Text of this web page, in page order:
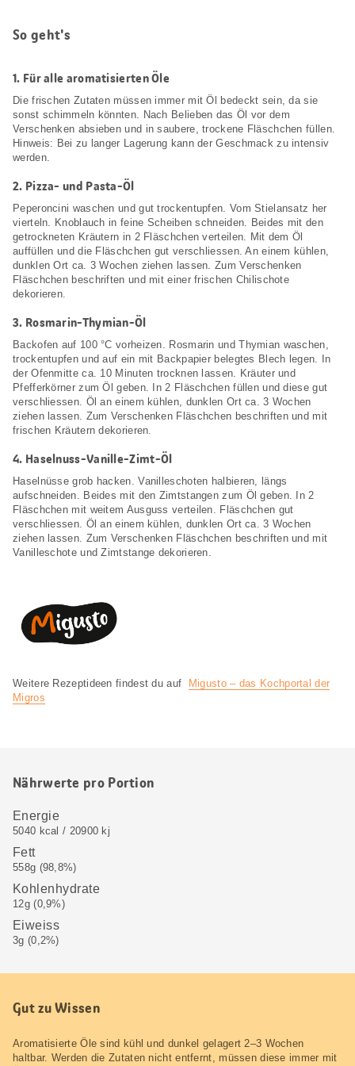
So geht's
1. Für alle aromatisierten Öle
Die frischen Zutaten müssen immer mit Öl bedeckt sein, da sie
sonst schimmeln könnten. Nach Belieben das Öl vor dem
Verschenken absieben und in saubere, trockene Fläschchen füllen.
Hinweis: Bei zu langer Lagerung kann der Geschmack zu intensiv
werden.
2. Pizza- und Pasta-Öl
Peperoncini waschen und gut trockentupfen. Vom Stielansatz her
vierteln. Knoblauch in feine Scheiben schneiden. Beides mit den
getrockneten Kräutern in 2 Fläschchen verteilen. Mit dem Öl
auffüllen und die Fläschchen gut verschliessen. An einem kühlen,
dunklen Ort ca. 3 Wochen ziehen lassen. Zum Verschenken
Fläschchen beschriften und mit einer frischen Chilischote
dekorieren.
3. Rosmarin-Thymian-Öl
Backofen auf 100 °C vorheizen. Rosmarin und Thymian waschen,
trockentupfen und auf ein mit Backpapier belegtes Blech legen. In
der Ofenmitte ca. 10 Minuten trocknen lassen. Kräuter und
Pfefferkörner zum Öl geben. In 2 Fläschchen füllen und diese gut
verschliessen. Öl an einem kühlen, dunklen Ort ca. 3 Wochen
ziehen lassen. Zum Verschenken Fläschchen beschriften und mit
frischen Kräutern dekorieren.
4. Haselnuss-Vanille-Zimt-Öl
Haselnüsse grob hacken. Vanilleschoten halbieren, längs
aufschneiden. Beides mit den Zimtstangen zum Öl geben. In 2
Fläschchen mit weitem Ausguss verteilen. Fläschchen gut
verschliessen. Öl an einem kühlen, dunklen Ort ca. 3 Wochen
ziehen lassen. Zum Verschenken Fläschchen beschriften und mit
Vanilleschote und Zimtstange dekorieren.
Weitere Rezeptideen findest du auf
Migusto – das Kochportal der
Migros
Nährwerte pro Portion
Energie
5040 kcal / 20900 kj
Fett
558g (98,8%)
Kohlenhydrate
12g (0,9%)
Eiweiss
3g (0,2%)
Gut zu Wissen
Aromatisierte Öle sind kühl und dunkel gelagert 2–3 Wochen
haltbar. Werden die Zutaten nicht entfernt, müssen diese immer mit